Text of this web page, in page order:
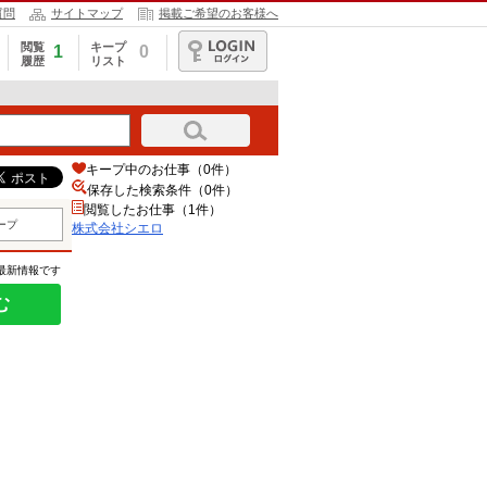
問 サイトマップ 掲載ご希望のお客様へ
閲覧
履歴
1
キープ
リスト
0
ログイン
プ
新情報です
キープ中のお仕事（0件）
保存した検索条件（0件）
閲覧したお仕事（1件）
株式会社シエロ